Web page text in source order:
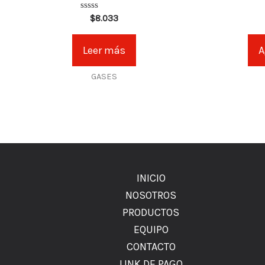
Valorado
0
5
$8.033
Leer más
GASES
INICIO
NOSOTROS
PRODUCTOS
EQUIPO
CONTACTO